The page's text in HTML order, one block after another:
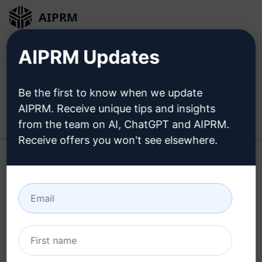
AIPRM
Experimente este
ChatGPT
Promptagora
AIPRM Updates
Be the first to know when we update
AIPRM. Receive unique tips and insights
from the team on AI, ChatGPT and AIPRM.
Receive offers you won't see elsewhere.